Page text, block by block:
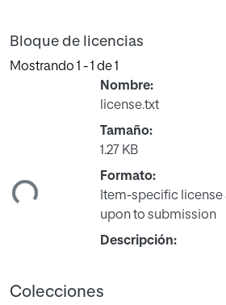
Bloque de licencias
Mostrando 1 - 1 de 1
Nombre:
license.txt
Tamaño:
1.27 KB
Formato:
Item-specific license
upon to submission
Descripción:
Colecciones